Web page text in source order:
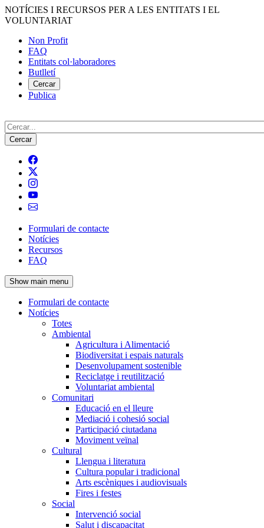
Vés
al
NOTÍCIES I RECURSOS PER A LES ENTITATS I EL
VOLUNTARIAT
Menú
del
compte
d'usuari
Non Profit
FAQ
Entitats col·laboradores
Butlletí
Cercar
Publica
Cerca
Navegació
principal
de
l'encapçalament
Formulari de contacte
Notícies
Recursos
FAQ
Show main menu
Navegació
principal
Formulari de contacte
Notícies
Totes
Ambiental
Agricultura i Alimentació
Biodiversitat i espais naturals
Desenvolupament sostenible
Reciclatge i reutilització
Voluntariat ambiental
Comunitari
Educació en el lleure
Mediació i cohesió social
Participació ciutadana
Moviment veïnal
Cultural
Llengua i literatura
Cultura popular i tradicional
Arts escèniques i audiovisuals
Fires i festes
Social
Intervenció social
Salut i discapacitat